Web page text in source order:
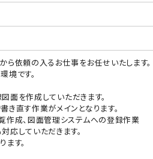
依頼の入るお仕事をお任せいたします。
境です。
面を作成していただきます。
直す作業がメインとなります。
作成、図面管理システムへの登録作業
応していただきます。
す。